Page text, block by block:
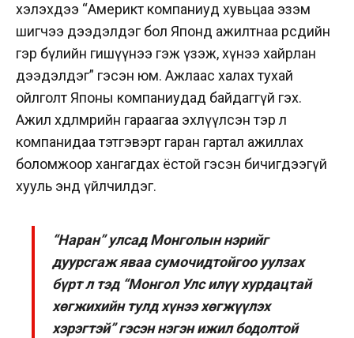
хэлэхдээ “Америкт компаниуд хувьцаа эзэм
шигчээ дээдэлдэг бол Японд ажилтнаа өөрсдийн
гэр бүлийн гишүүнээ гэж үзэж, хүнээ хайрлан
дээдэлдэг” гэсэн юм. Ажлаас халах тухай
ойлголт Японы компаниудад байдаггүй гэх.
Ажил хөдөлмөрийн гараагаа эхлүүлсэн тэр л
компанидаа тэтгэвэрт гаран гартал ажиллах
боломжоор хангагдах ёстой гэсэн бичигдээгүй
хууль энд үйлчилдэг.
“Наран” улсад Монголын нэрийг
дуурсгаж яваа сумочидтойгоо уулзах
бүрт л тэд “Монгол Улс илүү хурдацтай
хөгжихийн тулд хүнээ хөгжүүлэх
хэрэгтэй” гэсэн нэгэн ижил бодолтой